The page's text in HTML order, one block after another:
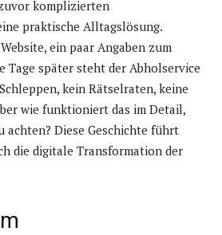
komplizierten
praktische Alltagslösung.
ein paar Angaben zum
Tage später steht der Abholservice
kein Rätselraten, keine
wie funktioniert das im Detail,
Diese Geschichte führt
die digitale Transformation der